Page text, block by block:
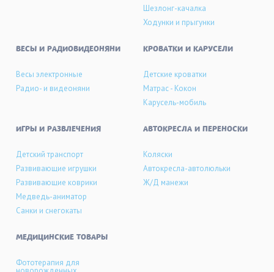
Шезлонг-качалка
Ходунки и прыгунки
ВЕСЫ И РАДИОВИДЕОНЯНИ
Весы электронные
Радио- и видеоняни
КРОВАТКИ И КАРУСЕЛИ
Детские кроватки
Матрас - Кокон
Карусель-мобиль
ИГРЫ И РАЗВЛЕЧЕНИЯ
Детский транспорт
Развивающие игрушки
Развивающие коврики
Медведь-аниматор
Санки и снегокаты
АВТОКРЕСЛА И ПЕРЕНОСКИ
Коляски
Автокресла-автолюльки
Ж/Д манежи
МЕДИЦИНСКИЕ ТОВАРЫ
Фототерапия для